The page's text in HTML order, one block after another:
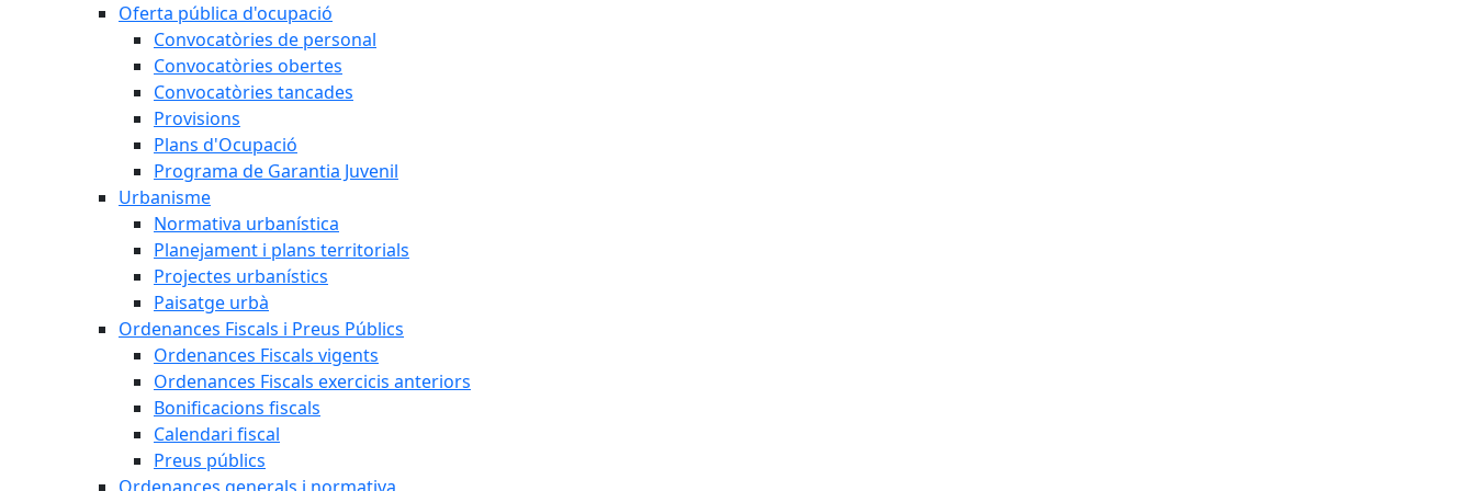
Oferta pública d'ocupació
Convocatòries de personal
Convocatòries obertes
Convocatòries tancades
Provisions
Plans d'Ocupació
Programa de Garantia Juvenil
Urbanisme
Normativa urbanística
Planejament i plans territorials
Projectes urbanístics
Paisatge urbà
Ordenances Fiscals i Preus Públics
Ordenances Fiscals vigents
Ordenances Fiscals exercicis anteriors
Bonificacions fiscals
Calendari fiscal
Preus públics